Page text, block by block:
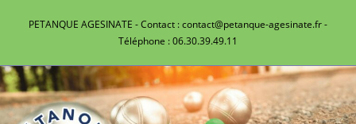
PETANQUE AGESINATE - Contact : contact@petanque-agesinate.fr -
Téléphone : 06.30.39.49.11